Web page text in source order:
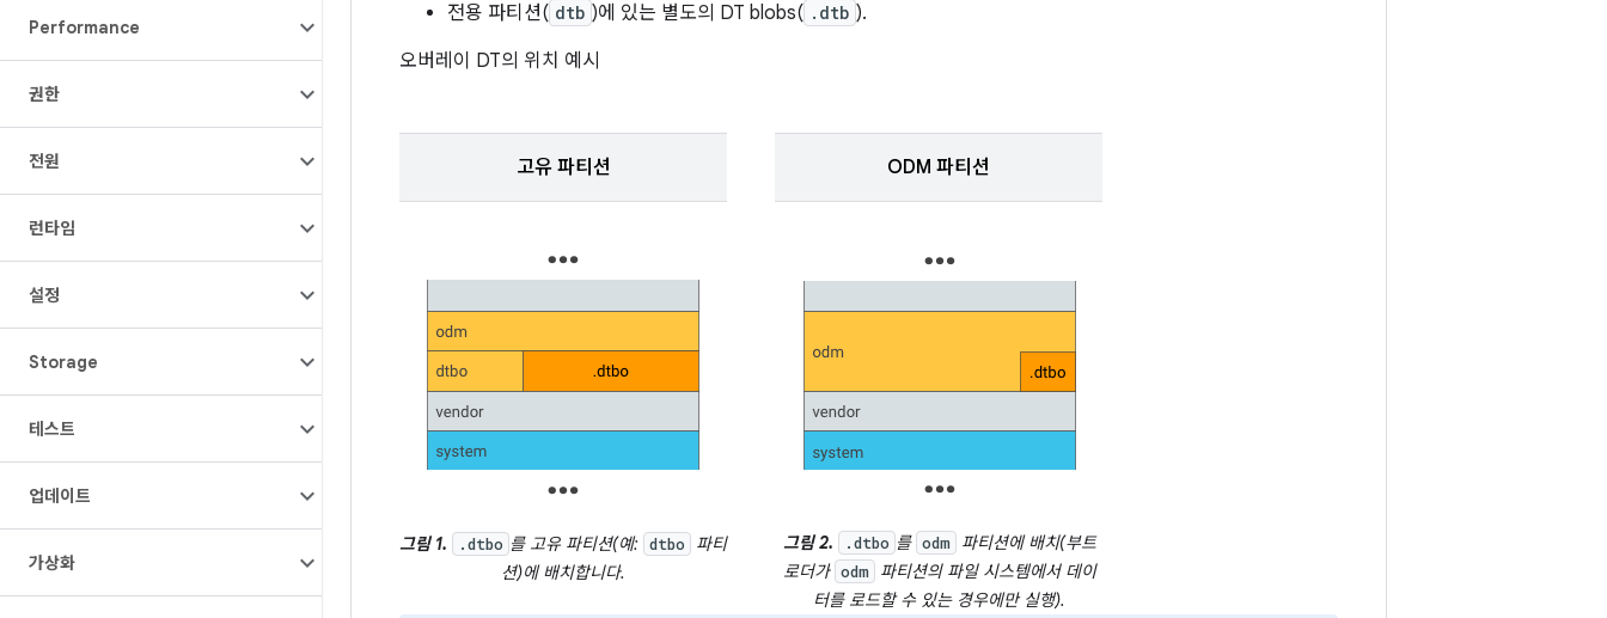
Performance
권한
전원
런타임
설정
Storage
테스트
업데이트
가상화
전용 파티션( dtb )에 있는 별도의 DT blobs( .dtb ).
오버레이 DT의 위치 예시
고유 파티션
그림 1. .dtbo 를 고유 파티션(예: dtbo
파티
션)에 배치합니다.
ODM 파티션
그림 2. .dtbo 를 odm
파티션에 배치(부트
로더가 odm
파티션의 파일 시스템에서 데이
터를 로드할 수 있는 경우에만 실행).